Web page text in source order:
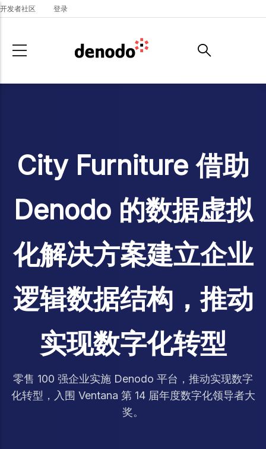
Skip to main content
开发者社区 登录
City Furniture 借助
Denodo 的数据虚拟
化解决方案建立企业
逻辑数据结构，推动
实现数字化转型
零售 100 强企业实施 Denodo 平台，推动实现数字
化转型，入围 Ventana 第 14 届年度数字化领导者大
奖。